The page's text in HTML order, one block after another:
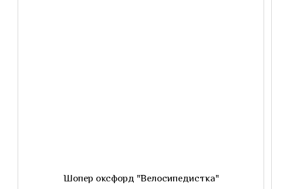
Шопер оксфорд "Велосипедистка"